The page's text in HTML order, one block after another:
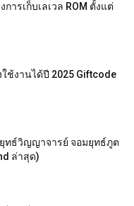
ารเก็บเลเวล ROM ตั้งแต่
ใช้งานได้ปี 2025 Giftcode
ทธ์วิญญาจารย์ จอมยุทธ์ภูต
ล่าสุด)